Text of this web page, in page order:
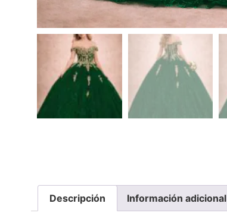
Descripción Información adicional